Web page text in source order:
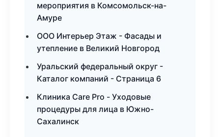
мероприятия в Комсомольск-на-
Амуре
ООО Интерьер Этаж - Фасады и
утепление в Великий Новгород
Уральский федеральный округ -
Каталог компаний - Страница 6
Клиника Care Pro - Уходовые
процедуры для лица в Южно-
Сахалинск